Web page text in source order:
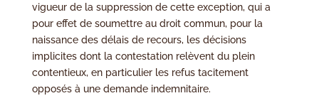
vigueur de la suppression de cette exception, qui a
pour effet de soumettre au droit commun, pour la
naissance des délais de recours, les décisions
implicites dont la contestation relèvent du plein
contentieux, en particulier les refus tacitement
opposés à une demande indemnitaire.